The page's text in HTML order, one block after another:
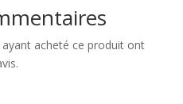
acheté ce produit ont